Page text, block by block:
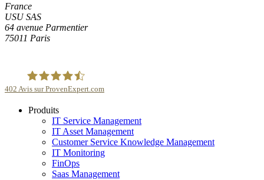
France
USU SAS
64 avenue Parmentier
75011 Paris
USU GmbH
402 Avis sur ProvenExpert.com
Produits
IT Service Management
IT Asset Management
Customer Service Knowledge Management
IT Monitoring
FinOps
Saas Management